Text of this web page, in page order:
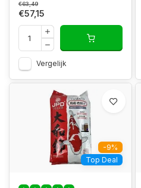
€63,49
€57,15
Vergelijk
-9%
Top Deal